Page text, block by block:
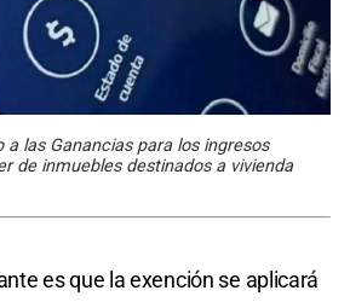
a las Ganancias para los ingresos
de inmuebles destinados a vivienda
es que la exención se aplicará